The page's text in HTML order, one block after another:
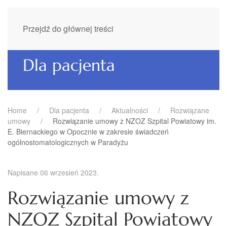
Przejdź do głównej treści
Dla pacjenta
Home Dla pacjenta Aktualności
Rozwiązane
umowy
Rozwiązanie umowy z NZOZ Szpital Powiatowy im.
E. Biernackiego w Opocznie w zakresie świadczeń
ogólnostomatologicznych w Paradyżu
Napisane 06 wrzesień 2023.
Rozwiązanie umowy z
NZOZ Szpital Powiatowy